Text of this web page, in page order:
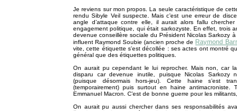
Je reviens sur mon propos. La seule caractéristique de
rendu Sibyle Veil suspecte. Mais c’est une erreur de
angle d’attaque contre elle, il aurait alors fallu
engagement politique, qui était sarkozyste. En effet, trois
devenue conseillère sociale du Président Nicolas Sarkozy
influent Raymond Soubie (ancien proche de Raymond
vite, cette étiquette s'est décollée : ses actes ont montré
général que des étiquettes politiques.
On aurait pu cependant le lui reprocher. Mais non, car
disparu car devenue inutile, puisque Nicolas Sarkozy
(puisque désormais hors-jeu). Cette haine s’est
(temporairement) puis surtout en haine antimacroniste.
Emmanuel Macron. C’est de bonne guerre pour les
On aurait pu aussi chercher dans ses responsabilités